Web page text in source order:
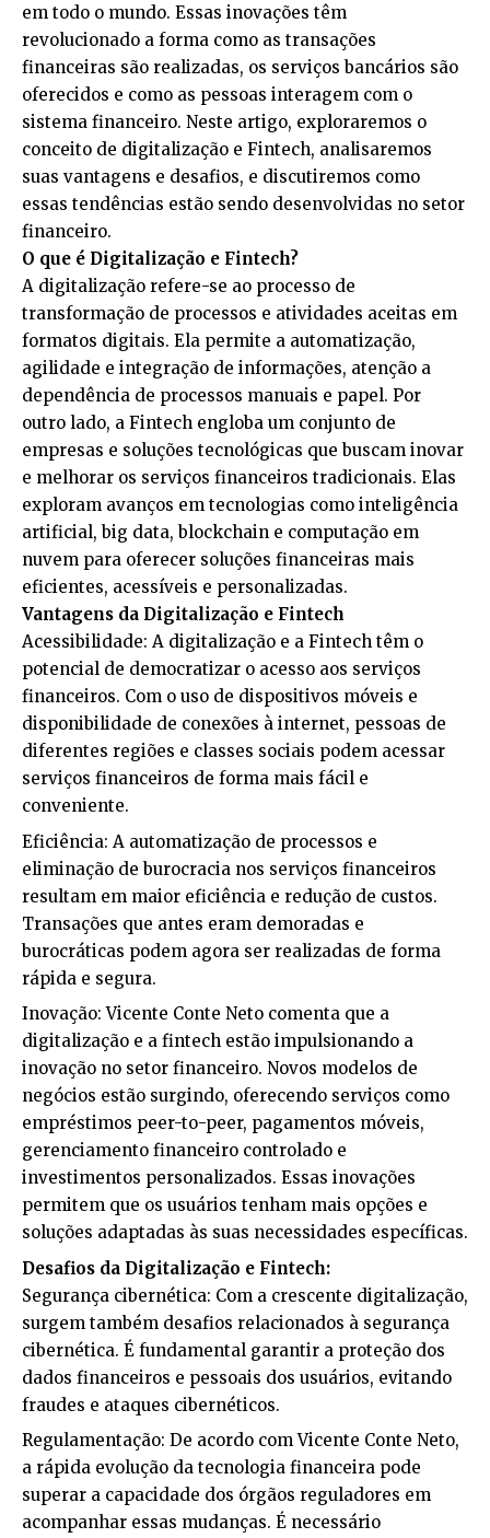
em todo o mundo. Essas inovações têm
revolucionado a forma como as transações
financeiras são realizadas, os serviços bancários são
oferecidos e como as pessoas interagem com o
sistema financeiro. Neste artigo, exploraremos o
conceito de digitalização e Fintech, analisaremos
suas vantagens e desafios, e discutiremos como
essas tendências estão sendo desenvolvidas no setor
financeiro.
O que é Digitalização e Fintech?
A digitalização refere-se ao processo de
transformação de processos e atividades aceitas em
formatos digitais. Ela permite a automatização,
agilidade e integração de informações, atenção a
dependência de processos manuais e papel. Por
outro lado, a Fintech engloba um conjunto de
empresas e soluções tecnológicas que buscam inovar
e melhorar os serviços financeiros tradicionais. Elas
exploram avanços em tecnologias como inteligência
artificial, big data, blockchain e computação em
nuvem para oferecer soluções financeiras mais
eficientes, acessíveis e personalizadas.
Vantagens da Digitalização e Fintech
Acessibilidade: A digitalização e a Fintech têm o
potencial de democratizar o acesso aos serviços
financeiros. Com o uso de dispositivos móveis e
disponibilidade de conexões à internet, pessoas de
diferentes regiões e classes sociais podem acessar
serviços financeiros de forma mais fácil e
conveniente.
Eficiência: A automatização de processos e
eliminação de burocracia nos serviços financeiros
resultam em maior eficiência e redução de custos.
Transações que antes eram demoradas e
burocráticas podem agora ser realizadas de forma
rápida e segura.
Inovação: Vicente Conte Neto comenta que a
digitalização e a fintech estão impulsionando a
inovação no setor financeiro. Novos modelos de
negócios estão surgindo, oferecendo serviços como
empréstimos peer-to-peer, pagamentos móveis,
gerenciamento financeiro controlado e
investimentos personalizados. Essas inovações
permitem que os usuários tenham mais opções e
soluções adaptadas às suas necessidades específicas.
Desafios da Digitalização e Fintech:
Segurança cibernética: Com a crescente digitalização,
surgem também desafios relacionados à segurança
cibernética. É fundamental garantir a proteção dos
dados financeiros e pessoais dos usuários, evitando
fraudes e ataques cibernéticos.
Regulamentação: De acordo com Vicente Conte Neto,
a rápida evolução da tecnologia financeira pode
superar a capacidade dos órgãos reguladores em
acompanhar essas mudanças. É necessário